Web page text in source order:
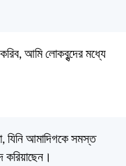
আমি লোকবৃন্দের মধ্যে
যিনি আমাদিগকে সমস্ত
করিয়াছেন।